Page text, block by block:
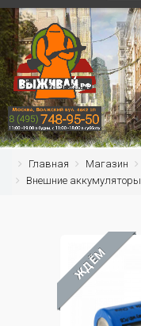
Главная Магазин
Внешние аккумуляторы
ЖДЁМ